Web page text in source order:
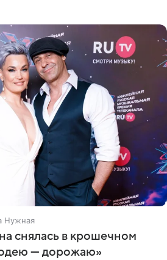
Нужная
снялась в крошечном
— дорожаю»